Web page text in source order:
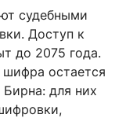
судебными
Доступ к
до 2075 года.
остается
для них